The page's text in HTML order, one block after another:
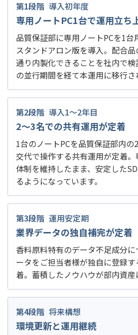
第1段階 導入初年度
専用ノートPC1台で運用立ち
品質保証部に専用ノートPCを1
スタンドアロン版を導入。配合
通り内製化できることを社内で
の並行期間を経て本運用に移行さ
第2段階 導入1～2年目
2～3名での共有運用が定着
1台のノートPCを品質保証部内
交代で操作する共有運用が定着
体制を維持したまま、安定した
るようになっています。
第3段階 運用安定期
業界データの独自補完が定着
香料原料特有のデータ不足成分
ータをご担当者様が独自に登録
着。蓄積したノウハウが部内資産
第4段階 将来構想
環境更新と運用継続